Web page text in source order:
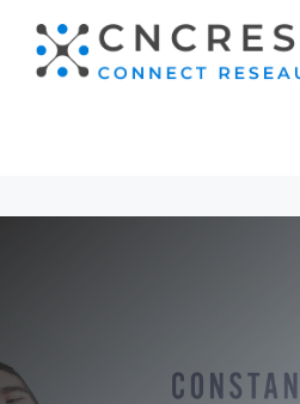
contenu